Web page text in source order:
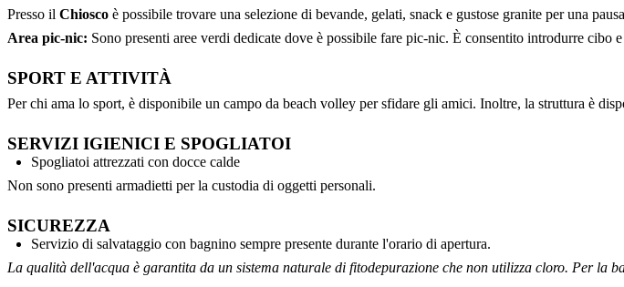
Presso il Chiosco è possibile trovare una selezione di bevande, gelati, snack e gustose granite per una
Area pic-nic: Sono presenti aree verdi dedicate dove è possibile fare pic-nic. È consentito introdurre
SPORT E ATTIVITÀ
Per chi ama lo sport, è disponibile un campo da beach volley per sfidare gli amici. Inoltre, la struttura è
SERVIZI IGIENICI E SPOGLIATOI
Spogliatoi attrezzati con docce calde
Non sono presenti armadietti per la custodia di oggetti personali.
SICUREZZA
Servizio di salvataggio con bagnino sempre presente durante l'orario di apertura.
La qualità dell'acqua è garantita da un sistema naturale di fitodepurazione che non utilizza cloro. Per la